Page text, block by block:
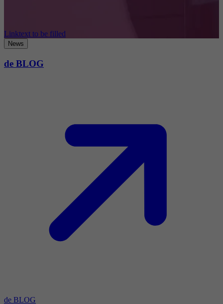
Linktext to be filled
News
de BLOG
de BLOG